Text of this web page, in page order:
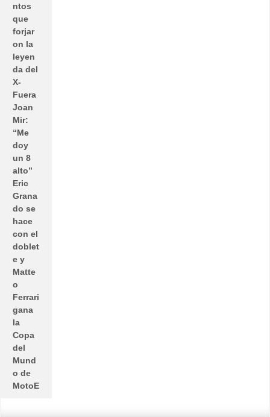
ntos
que
forjar
on la
leyen
da del
X-
Fuera
Joan
Mir:
“Me
doy
un 8
alto”
Eric
Grana
do se
hace
con el
doblet
e y
Matte
o
Ferrari
gana
la
Copa
del
Mund
o de
MotoE